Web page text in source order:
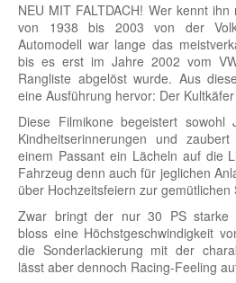
NEU MIT FALTDACH! Wer kennt
von 1938 bis 2003 von der
Automodell war lange das
bis es erst im Jahre 2002 vom
Rangliste abgelöst wurde. Aus
eine Ausführung hervor: Der
Diese Filmikone begeistert
Kindheitserinnerungen und
einem Passant ein Lächeln auf die
Fahrzeug denn auch für jeglichen
über Hochzeitsfeiern zur gemütlichen
Zwar bringt der nur 30 PS starke
bloss eine Höchstgeschwindigkeit
die Sonderlackierung mit der
lässt aber dennoch Racing-Feeling